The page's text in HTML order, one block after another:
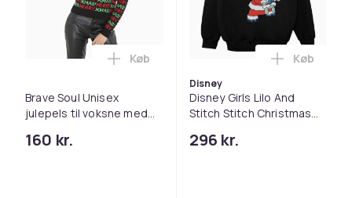
Brave Soul Unisex
julepels til voksne med
160 kr.
Læg Brave Soul Unisex julepels til
Køb
Disney
Disney Girls Lilo And
Stitch Stitch Christmas
296 kr.
Læg
Køb